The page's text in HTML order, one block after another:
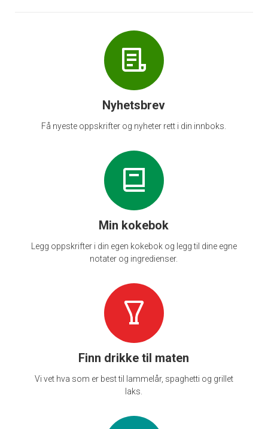
Nyhetsbrev
Få nyeste oppskrifter og nyheter rett i din innboks.
Min kokebok
Legg oppskrifter i din egen kokebok og legg til dine egne
notater og ingredienser.
Finn drikke til maten
Vi vet hva som er best til lammelår, spaghetti og grillet
laks.